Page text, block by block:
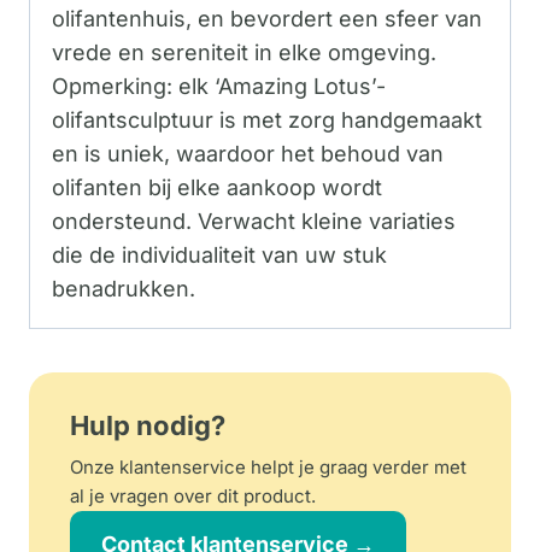
olifantenhuis, en bevordert een sfeer van
vrede en sereniteit in elke omgeving.
Opmerking: elk ‘Amazing Lotus’-
olifantsculptuur is met zorg handgemaakt
en is uniek, waardoor het behoud van
olifanten bij elke aankoop wordt
ondersteund. Verwacht kleine variaties
die de individualiteit van uw stuk
benadrukken.
Hulp nodig?
Onze klantenservice helpt je graag verder met
al je vragen over dit product.
Contact klantenservice →